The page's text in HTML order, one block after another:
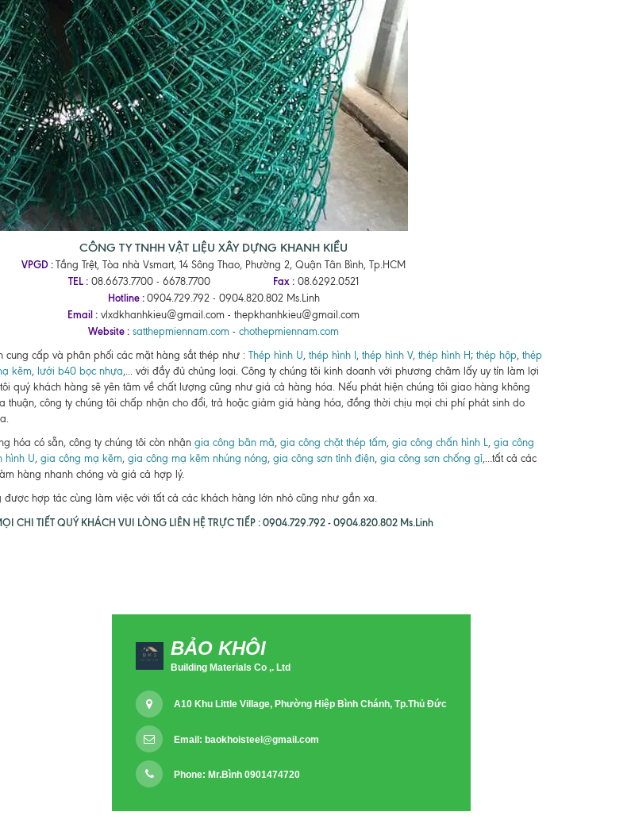
CÔNG TY TNHH VẬT LIỆU XÂY DỰNG KHANH KIỀU
VPGD :Tầng Trệt, Tòa nhà Vsmart, 14 Sông Thao, Phường 2, Quận Tân Bình, Tp.HCM
TEL : 08.6673.7700 - 6678.7700 Fax : 08.6292.0521
Hotline : 0904.729.792 - 0904.820.802 Ms.Linh
Email : vlxdkhanhkieu@gmail.com - thepkhanhkieu@gmail.com
Website : satthepmiennam.com -chothepmiennam.com
cung cấp và phân phối các mặt hàng sắt thép như : Thép hình U,thép hình I , thép hình V, thép hình H; thép hộp, thép
kẽm, lưới b40 bọc nhựa,... với đầy đủ chủng loại. Công ty chúng tôi kinh doanh với phương châm lấy uy tín làm lợi
quý khách hàng sẽ yên tâm về chất lượng cũng như giá cả hàng hóa. Nếu phát hiện chúng tôi giao hàng không
thuận, công ty chúng tôi chấp nhận cho đổi, trả hoặc giảm giá hàng hóa, đồng thời chịu mọi chi phí phát sinh do
hóa có sẵn, công ty chúng tôi còn nhận gia công bãn mã, gia công chặt thép tấm, gia công chấn hình L, gia công
hình U, gia công mạ kẽm, gia công mạ kẽm nhúng nóng, gia công sơn tỉnh điện, gia công sơn chống gỉ,...tất cả các
hàng nhanh chóng và giá cả hợp lý.
được hợp tác cùng làm việc với tất cả các khách hàng lớn nhỏ cũng như gần xa.
CHI TIẾT QUÝ KHÁCH VUI LÒNG LIÊN HỆ TRỰC TIẾP : 0904.729.792 - 0904.820.802 Ms.Linh
BẢO KHÔI
Building Materials Co ,. Ltd
A10 Khu Little Village, Phường Hiệp Bình Chánh, Tp.Thủ Đức
Email:baokhoisteel@gmail.com
Phone: Mr.Bình 0901474720